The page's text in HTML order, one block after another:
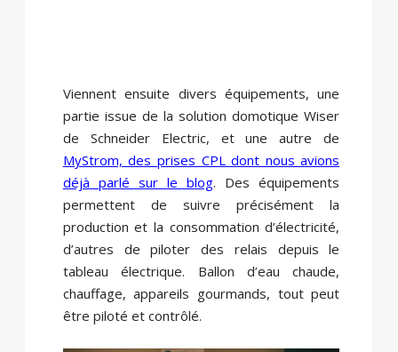
Viennent ensuite divers équipements, une
partie issue de la solution domotique Wiser
de Schneider Electric, et une autre de
MyStrom, des prises CPL dont nous avions
déjà parlé sur le blog. Des équipements
permettent de suivre précisément la
production et la consommation d’électricité,
d’autres de piloter des relais depuis le
tableau électrique. Ballon d’eau chaude,
chauffage, appareils gourmands, tout peut
être piloté et contrôlé.